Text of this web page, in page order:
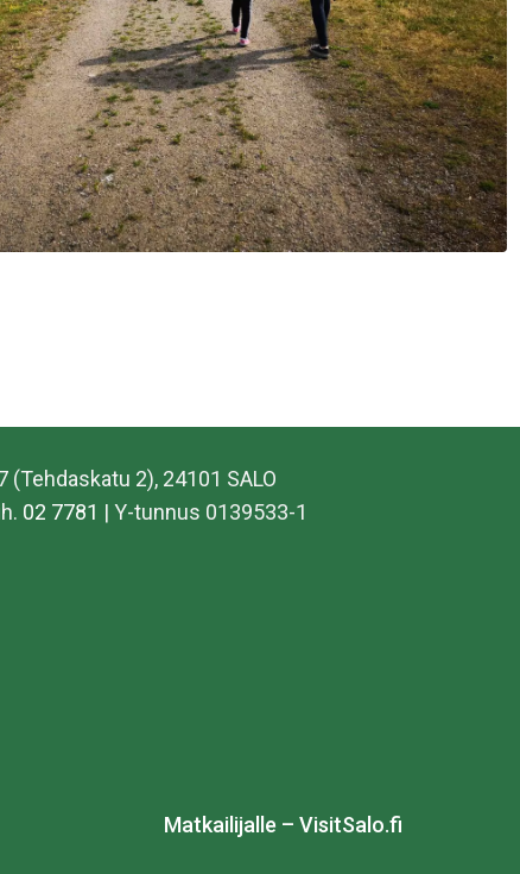
(Tehdaskatu 2), 24101 SALO
02 7781 | Y-tunnus 0139533-1
Matkailijalle – VisitSalo.fi